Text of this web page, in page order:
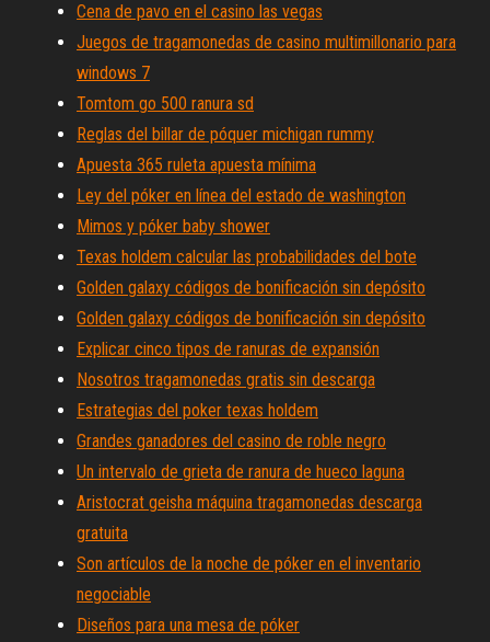
Cena de pavo en el casino las vegas
Juegos de tragamonedas de casino multimillonario para
windows 7
Tomtom go 500 ranura sd
Reglas del billar de póquer michigan rummy
Apuesta 365 ruleta apuesta mínima
Ley del póker en línea del estado de washington
Mimos y póker baby shower
Texas holdem calcular las probabilidades del bote
Golden galaxy códigos de bonificación sin depósito
Golden galaxy códigos de bonificación sin depósito
Explicar cinco tipos de ranuras de expansión
Nosotros tragamonedas gratis sin descarga
Estrategias del poker texas holdem
Grandes ganadores del casino de roble negro
Un intervalo de grieta de ranura de hueco laguna
Aristocrat geisha máquina tragamonedas descarga
gratuita
Son artículos de la noche de póker en el inventario
negociable
Diseños para una mesa de póker